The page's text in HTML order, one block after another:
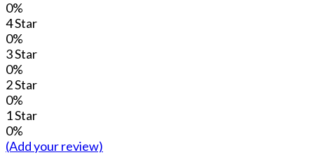
0%
4 Star
0%
3 Star
0%
2 Star
0%
1 Star
0%
(Add your review)